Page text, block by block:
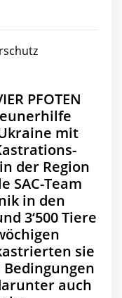
PFOTEN
mit
der Region
SAC-Team
in den
3‘500 Tiere
sie
auch